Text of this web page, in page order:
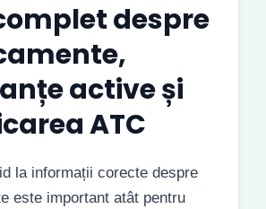
despre
active și
ATC
la informații corecte despre
este important atât pentru